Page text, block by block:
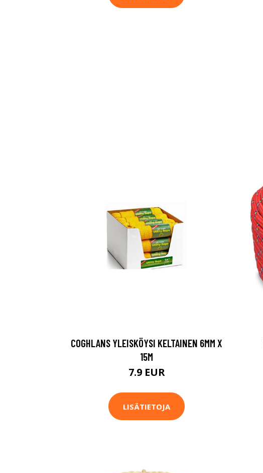
COGHLANS YLEISKÖYSI KELTAINEN 6MM X
15M
7.9 EUR
LISÄTIETOJA